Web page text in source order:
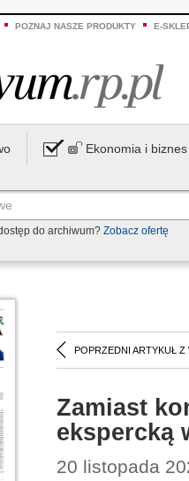
POZNAJ NASZE PRODUKTY E-
Ekonomia i biznes
do archiwum? Zobacz ofertę
POPRZEDNI ARTYKUŁ Z
Zamiast
ekspercką
20 listopada